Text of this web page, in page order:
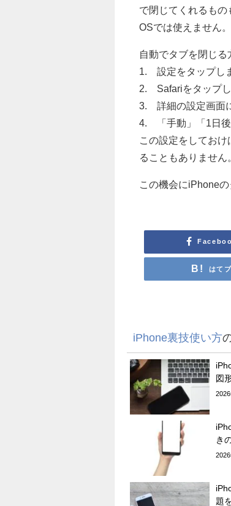
で閉じてくれるも
OSでは使えません。
自動でタブを閉じる
1. 設定をタップし
2. Safariをタップ
3. 詳細の設定画面
4. 「手動」「1日後
この設定をしてお
ることもありません
この機会にiPhone
はてブ
iPhone裏技使い方
図
き
題